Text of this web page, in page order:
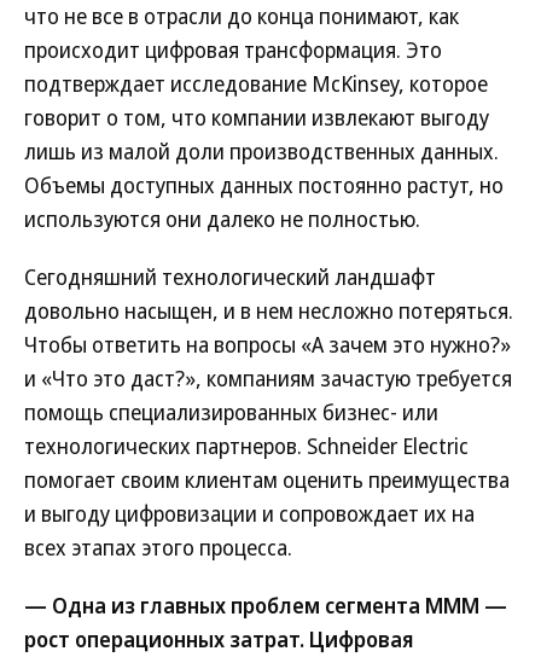
что не все в отрасли до конца понимают, как
происходит цифровая трансформация. Это
подтверждает исследование McKinsey, которое
говорит о том, что компании извлекают выгоду
лишь из малой доли производственных данных.
Объемы доступных данных постоянно растут, но
используются они далеко не полностью.
Сегодняшний технологический ландшафт
довольно насыщен, и в нем несложно потеряться.
Чтобы ответить на вопросы «А зачем это нужно?»
и «Что это даст?», компаниям зачастую требуется
помощь специализированных бизнес- или
технологических партнеров. Schneider Electric
помогает своим клиентам оценить преимущества
и выгоду цифровизации и сопровождает их на
всех этапах этого процесса.
— Одна из главных проблем сегмента МММ —
рост операционных затрат. Цифровая